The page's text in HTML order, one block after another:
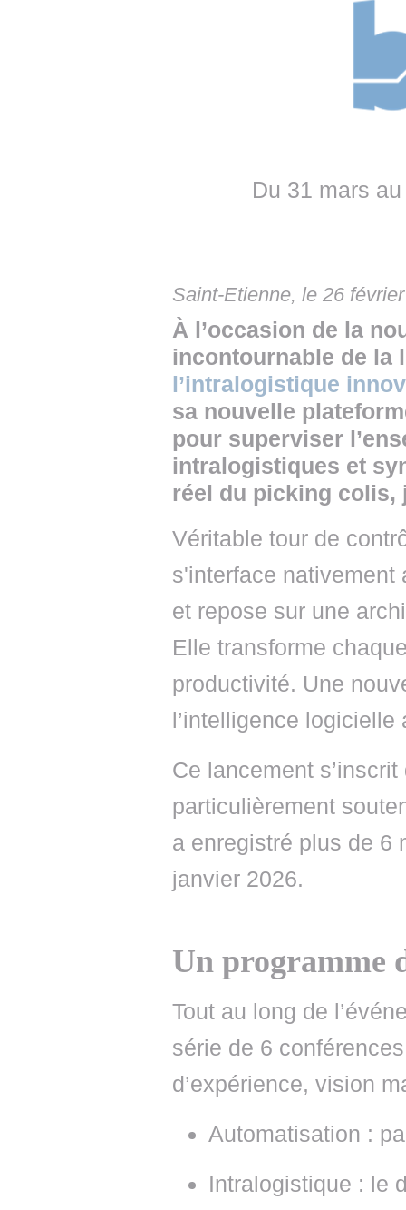
•
•
Du 31 mars
Saint-Etienne, le 26
À l’occasion de la
incontournable de la
l’intralogistique
sa nouvelle
pour superviser
intralogistiques et
réel du picking colis,
Véritable tour de
s'interface nativement
et repose sur une
Elle transforme
productivité. Une
l’intelligence
Ce lancement
particulièrement
a enregistré plus de 6
janvier 2026.
Un programme
Tout au long de
série de 6
d’expérience, vision
Automatisation :
Intralogistique : le